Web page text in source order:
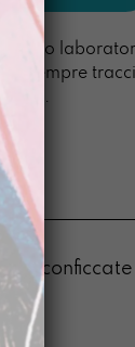
sempre
euro.